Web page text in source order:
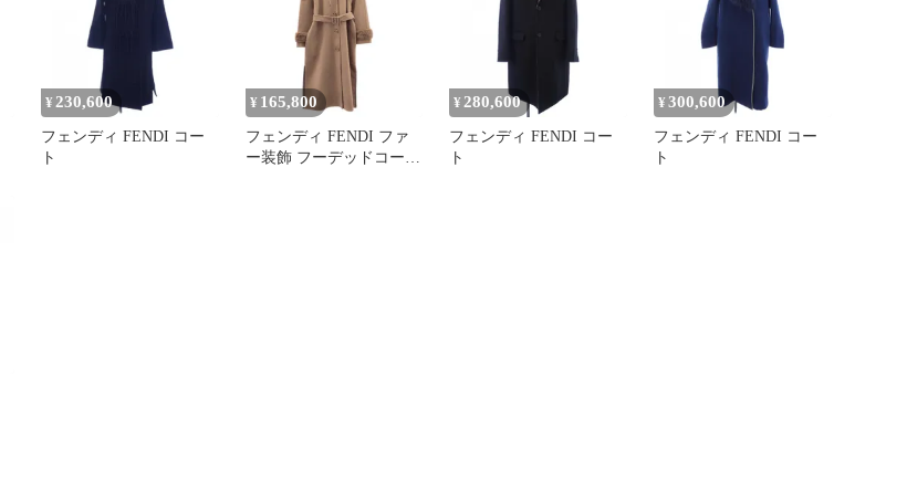
¥ 230,600
フェンディ FENDI コー
ト
¥ 165,800
フェンディ FENDI ファ
ー装飾 フーデッドコート
¥ 280,600
フェンディ FENDI コー
ト
¥ 300,600
フェンディ FENDI コー
ト